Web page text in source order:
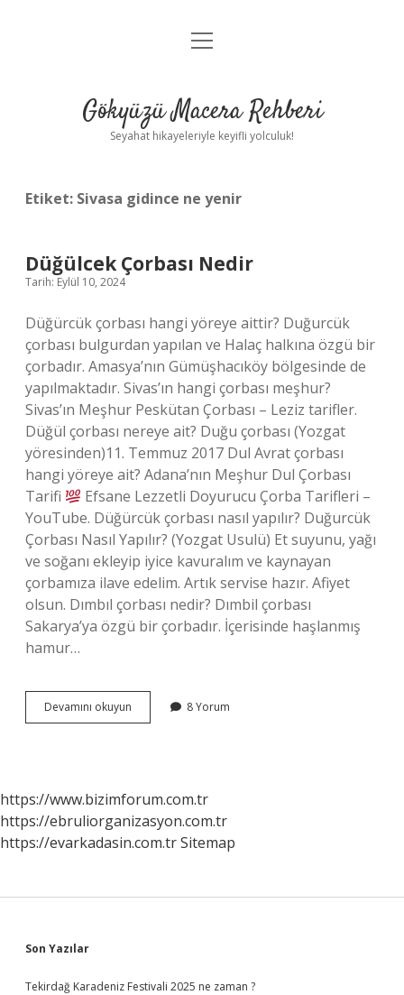
Anasayfa
Yasal Uyarı
menüyü
Gökyüzü Macera Rehberi
Seyahat hikayeleriyle keyifli yolculuk!
Etiket: Sivasa gidince ne yenir
Düğülcek Çorbası Nedir
Tarih: Eylül 10, 2024
Düğürcük çorbası hangi yöreye aittir? Duğurcük
çorbası bulgurdan yapılan ve Halaç halkına özgü bir
çorbadır. Amasya’nın Gümüşhacıköy bölgesinde de
yapılmaktadır. Sivas’ın hangi çorbası meşhur?
Sivas’ın Meşhur Peskütan Çorbası – Leziz tarifler.
Düğül çorbası nereye ait? Duğu çorbası (Yozgat
yöresinden)11. Temmuz 2017 Dul Avrat çorbası
hangi yöreye ait? Adana’nın Meşhur Dul Çorbası
Tarifi
Efsane Lezzetli Doyurucu Çorba Tarifleri –
YouTube. Düğürcük çorbası nasıl yapılır? Duğurcük
Çorbası Nasıl Yapılır? (Yozgat Usulü) Et suyunu, yağı
ve soğanı ekleyip iyice kavuralım ve kaynayan
çorbamıza ilave edelim. Artık servise hazır. Afiyet
olsun. Dımbıl çorbası nedir? Dımbil çorbası
Sakarya’ya özgü bir çorbadır. İçerisinde haşlanmış
hamur…
Devamını okuyun Düğülcek
Çorbası
8 Yorum
https://www.bizimforum.com.tr
https://ebruliorganizasyon.com.tr
https://evarkadasin.com.trSitemap
Sidebar
Son Yazılar
Tekirdağ Karadeniz Festivali 2025 ne zaman ?